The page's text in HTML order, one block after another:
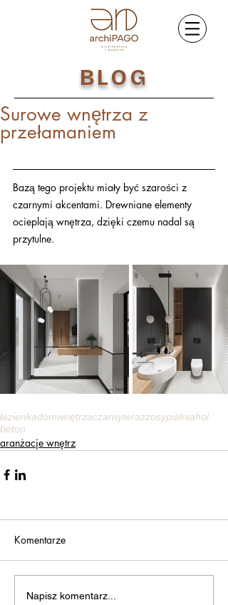
BLOG
Surowe wnętrza z
przełamaniem
Bazą tego projektu miały być szarości z
czarnymi akcentami. Drewniane elementy
ocieplają wnętrza, dzięki czemu nadal są
przytulne.
łazienkadomwnętrzaczarnyterazzosypialniahol
beton
aranżacje wnętrz
Komentarze
Napisz komentarz...